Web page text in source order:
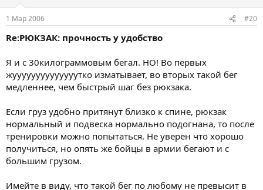
1 Мар 2006 #20
Re:РЮКЗАК: прочность у удобство
Я и с 30килограммовым бегал. НО! Во первых
жуууууууууууууутко изматывает, во вторых такой бег
медленнее, чем быстрый шаг без рюкзака.
Если груз удобно притянут близко к спине, рюкзак
нормальный и подвеска нормально подогнана, то после
тренировки можно попытаться. Не уверен что хорошо
получиться, но опять же бойцы в армии бегают и с
большим грузом.
Имейте в виду, что такой бег по любому не превысит в